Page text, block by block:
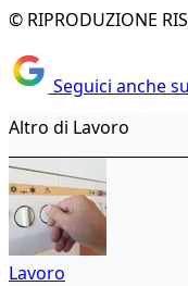
© RIPRODUZIONE
Seguici anche
Altro di Lavoro
Lavoro